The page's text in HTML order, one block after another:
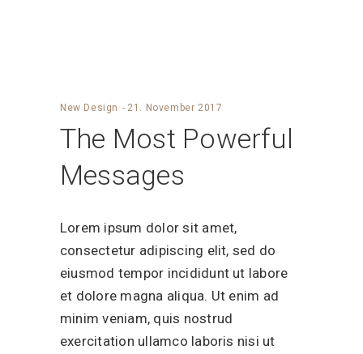
New Design 21. November 2017
The Most Powerful
Messages
Lorem ipsum dolor sit amet,
consectetur adipiscing elit, sed do
eiusmod tempor incididunt ut labore
et dolore magna aliqua. Ut enim ad
minim veniam, quis nostrud
exercitation ullamco laboris nisi ut